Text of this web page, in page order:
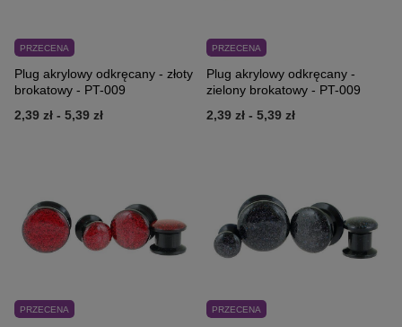
PRZECENA
Plug akrylowy odkręcany - złoty
brokatowy - PT-009
2,39 zł - 5,39 zł
PRZECENA
Plug akrylowy odkręcany -
zielony brokatowy - PT-009
2,39 zł - 5,39 zł
PRZECENA PRZECENA